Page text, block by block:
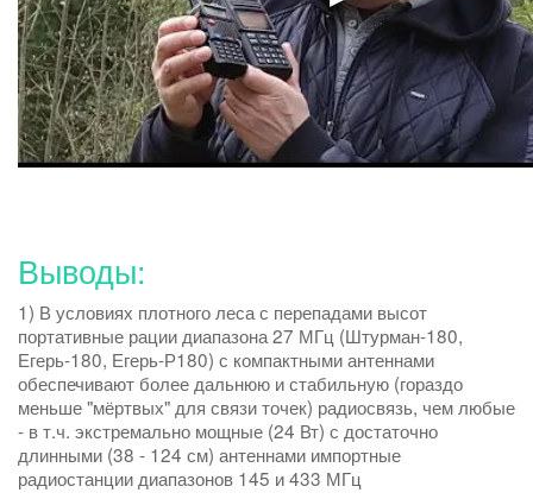
Выводы:
1) В условиях плотного леса с перепадами высот
портативные рации диапазона 27 МГц (Штурман-180,
Егерь-180, Егерь-Р180) с компактными антеннами
обеспечивают более дальнюю и стабильную (гораздо
меньше "мёртвых" для связи точек) радиосвязь, чем любые
- в т.ч. экстремально мощные (24 Вт) с достаточно
длинными (38 - 124 см) антеннами импортные
радиостанции диапазонов 145 и 433 МГц